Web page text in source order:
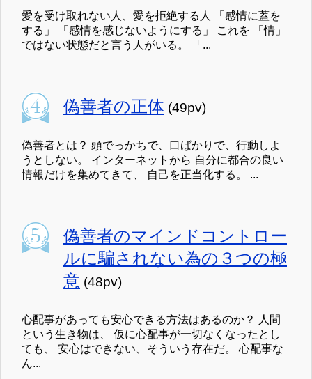
愛を受け取れない人、愛を拒絶する人 「感情に蓋を
する」 「感情を感じないようにする」 これを 「情」
ではない状態だと言う人がいる。 「...
偽善者の正体 (49pv)
偽善者とは？ 頭でっかちで、口ばかりで、行動しよ
うとしない。 インターネットから 自分に都合の良い
情報だけを集めてきて、 自己を正当化する。 ...
偽善者のマインドコントロー
ルに騙されない為の３つの極
意 (48pv)
心配事があっても安心できる方法はあるのか？ 人間
という生き物は、 仮に心配事が一切なくなったとし
ても、 安心はできない、そういう存在だ。 心配事な
ん...